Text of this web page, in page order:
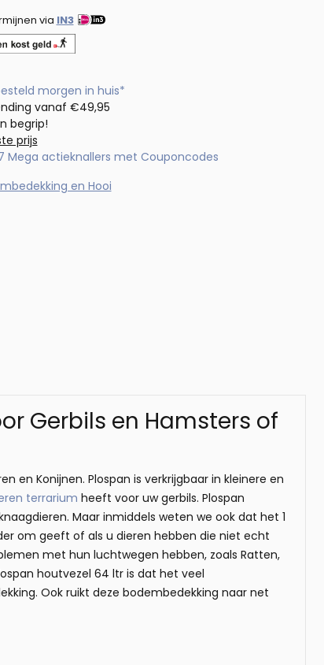
via IN3
morgen in huis*
vanaf €49,95
begrip!
prijs
Mega actieknallers met Couponcodes
en Hooi
Gerbils en Hamsters of
en Konijnen. Plospan is verkrijgbaar in kleinere en
terrarium heeft voor uw gerbils. Plospan
Maar inmiddels weten we ook dat het 1
om geeft of als u dieren hebben die niet echt
met hun luchtwegen hebben, zoals Ratten,
houtvezel 64 ltr is dat het veel
Ook ruikt deze bodembedekking naar net